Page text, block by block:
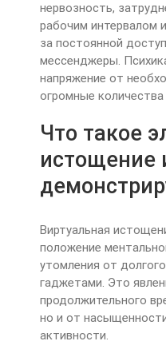
нервозность,
рабочим интервалом
за постоянной
мессенджеры.
напряжение от
огромные количества
Что такое
истощение
Виртуальная
положение
утомления от
гаджетами. Это
продолжительного
но и от
активности.